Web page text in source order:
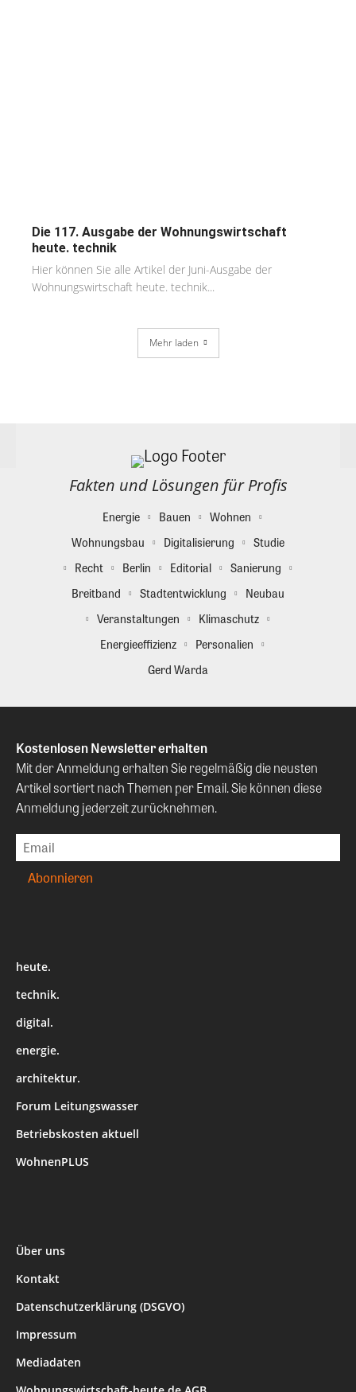
Die 117. Ausgabe der Wohnungswirtschaft
heute. technik
Hier können Sie alle Artikel der Juni-Ausgabe der
Wohnungswirtschaft heute. technik...
Mehr laden
Fakten und Lösungen für Profis
Energie Bauen
Wohnen
Wohnungsbau
Digitalisierung
Studie
Recht
Berlin Editorial
Sanierung
Breitband
Stadtentwicklung
Neubau
Veranstaltungen
Klimaschutz
Energieeffizienz
Personalien
Gerd Warda
Kostenlosen Newsletter erhalten
Mit der Anmeldung erhalten Sie regelmäßig die neusten
Artikel sortiert nach Themen per Email. Sie können diese
Anmeldung jederzeit zurücknehmen.
heute.
technik.
digital.
energie.
architektur.
Forum Leitungswasser
Betriebskosten aktuell
WohnenPLUS
Über uns
Kontakt
Datenschutzerklärung (DSGVO)
Impressum
Mediadaten